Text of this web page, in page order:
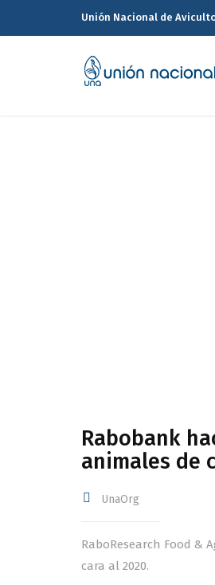
Unión Nacional de
Rabobank
animales de
UnaOrg
RaboResearch Food &
cara al 2020.